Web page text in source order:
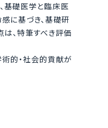
基礎医学と臨床医
に基づき、基礎研
、特筆すべき評価
的・社会的貢献が